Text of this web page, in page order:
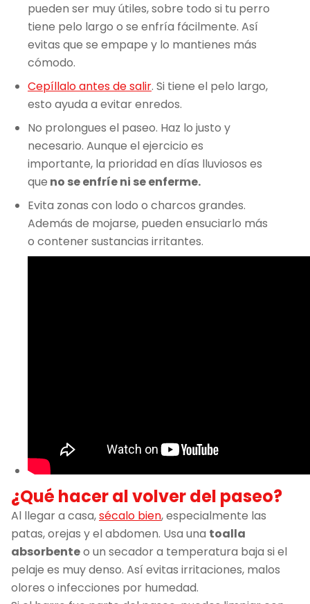
pueden ser muy útiles, sobre todo si tu perro
tiene pelo largo o se enfría fácilmente. Así
evitas que se empape y lo mantienes más
cómodo.
Cepíllalo antes de salir. Si tiene el pelo largo,
esto ayuda a evitar enredos.
No prolongues el paseo. Haz lo justo y
necesario. Aunque el ejercicio es
importante, la prioridad en días lluviosos es
que no se enfríe ni se enferme.
Evita zonas con lodo o charcos grandes.
Además de mojarse, pueden ensuciarlo más
o contener sustancias irritantes.
¿Qué hacer al volver del paseo?
Al llegar a casa,sécalo bien, especialmente las
patas, orejas y el abdomen. Usa una toalla
absorbenteo un secador a temperatura baja si el
pelaje es muy denso. Así evitas irritaciones, malos
olores o infecciones por humedad.